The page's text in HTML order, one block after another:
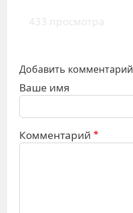
433 просмотра
Добавить комментарий
Ваше имя
Комментарий